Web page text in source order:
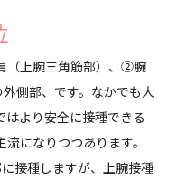
（上腕三角筋部）、②腕
側部、です。なかでも大
より安全に接種できる
になりつつあります。
接種しますが、上腕接種